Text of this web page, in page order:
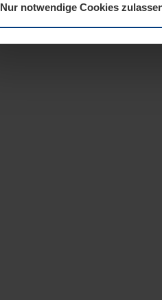
Nur notwendige Cookies